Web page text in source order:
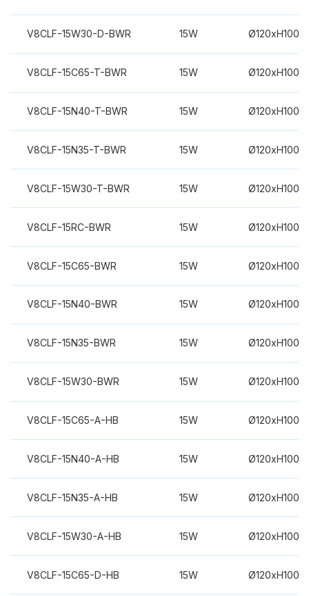
V8CLF-15W30-D-BWR 15W
V8CLF-15C65-T-BWR 15W
V8CLF-15N40-T-BWR 15W
V8CLF-15N35-T-BWR 15W
V8CLF-15W30-T-BWR 15W
V8CLF-15RC-BWR 15W
V8CLF-15C65-BWR 15W
V8CLF-15N40-BWR 15W
V8CLF-15N35-BWR 15W
V8CLF-15W30-BWR 15W
V8CLF-15C65-A-HB 15W
V8CLF-15N40-A-HB 15W
V8CLF-15N35-A-HB 15W
V8CLF-15W30-A-HB 15W
V8CLF-15C65-D-HB 15W